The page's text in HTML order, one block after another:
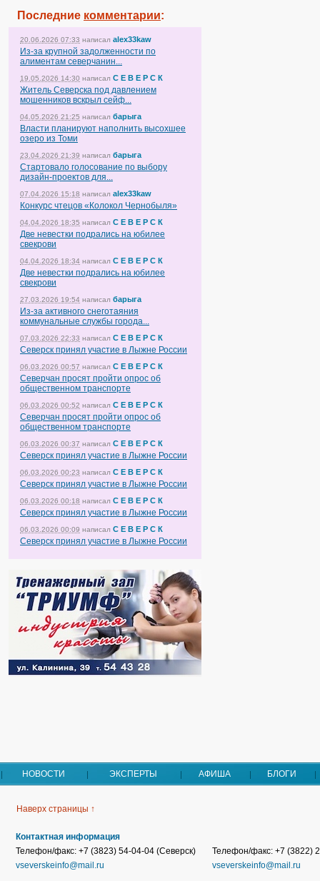
Последние комментарии:
20.06.2026 07:33 написал alex33kaw
Из-за крупной задолженности по
алиментам северчанин...
19.05.2026 14:30 написал С Е В Е Р С К
Житель Северска под давлением
мошенников вскрыл сейф...
04.05.2026 21:25 написал барыга
Власти планируют наполнить высохшее
озеро из Томи
23.04.2026 21:39 написал барыга
Стартовало голосование по выбору
дизайн-проектов для...
07.04.2026 15:18 написал alex33kaw
Конкурс чтецов «Колокол Чернобыля»
04.04.2026 18:35 написал С Е В Е Р С К
Две невестки подрались на юбилее
свекрови
04.04.2026 18:34 написал С Е В Е Р С К
Две невестки подрались на юбилее
свекрови
27.03.2026 19:54 написал барыга
Из-за активного снеготаяния
коммунальные службы города...
07.03.2026 22:33 написал С Е В Е Р С К
Северск принял участие в Лыжне России
06.03.2026 00:57 написал С Е В Е Р С К
Северчан просят пройти опрос об
общественном транспорте
06.03.2026 00:52 написал С Е В Е Р С К
Северчан просят пройти опрос об
общественном транспорте
06.03.2026 00:37 написал С Е В Е Р С К
Северск принял участие в Лыжне России
06.03.2026 00:23 написал С Е В Е Р С К
Северск принял участие в Лыжне России
06.03.2026 00:18 написал С Е В Е Р С К
Северск принял участие в Лыжне России
06.03.2026 00:09 написал С Е В Е Р С К
Северск принял участие в Лыжне России
НОВОСТИ ЭКСПЕРТЫ АФИША БЛОГИ
Наверх страницы ↑
Контактная информация
Телефон/факс: +7 (3823) 54-04-04 (Северск)
vseverskeinfo@mail.ru
Телефон/факс: +7 (3822)
vseverskeinfo@mail.ru